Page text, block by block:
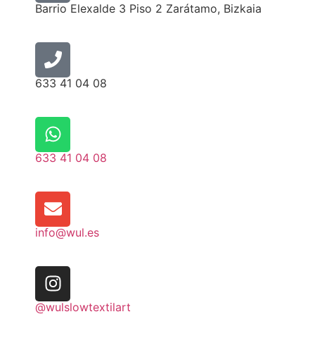
Barrio Elexalde 3 Piso 2 Zarátamo, Bizkaia
633 41 04 08
633 41 04 08
info@wul.es
@wulslowtextilart